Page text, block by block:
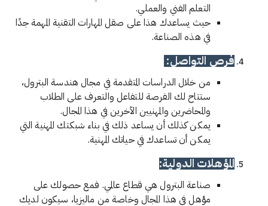
التعلم الفني والعملي.
حيث يساعدك هذا على صقل المهارات التقنية المهمة جدًا
في هذه الصناعة.
فرص التواصل:
من خلال الدراسات المتقدمة في مجال هندسة البترول،
ستتاح لك الفرصة للتفاعل والتعرف على الطلاب
والمحاضرين والمهنيين الآخرين في هذا المجال.
يمكن كذلك أن يساعد ذلك في بناء شبكتك المهنية التي
يمكن أن تساعدك في حياتك المهنية.
المؤهلات الدولية:
صناعة البترول هي قطاع عالمي. فمع حصولك على
مؤهل في هذا المجال وخاصة من ماليزيا، سيكون لديك